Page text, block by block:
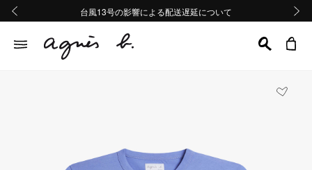
熊本地域地震の影響による配送遅延について
Summer Sale 2buy10%OFF!!
台風13号の影響による配送遅延について
熊本地域地震の影響による配送遅延について
Summer Sale 2buy10%OFF!!